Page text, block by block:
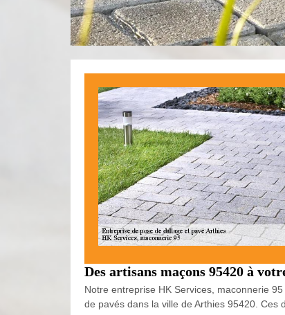
Des artisans maçons 95420 à
Notre entreprise HK Services, maconnerie
de pavés dans la ville de Arthies 95420.